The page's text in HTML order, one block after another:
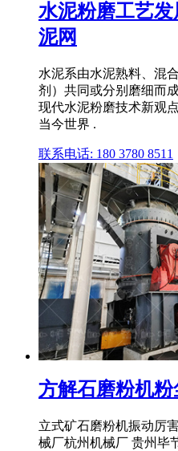
水泥粉磨工艺
泥网
水泥系由水泥熟料、混
剂）共同或分别磨细而
现代水泥粉磨技术新观
当今世界 .
联系电话: 180 3780 8511
方解石磨粉机
立式矿石磨粉机振动厉
械厂杭州机械厂 贵州毕